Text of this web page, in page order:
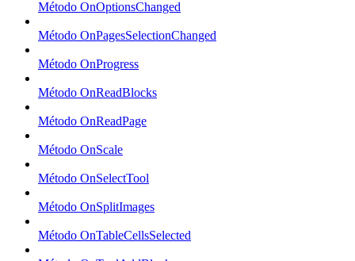
Método OnOptionsChanged
Método OnPagesSelectionChanged
Método OnProgress
Método OnReadBlocks
Método OnReadPage
Método OnScale
Método OnSelectTool
Método OnSplitImages
Método OnTableCellsSelected